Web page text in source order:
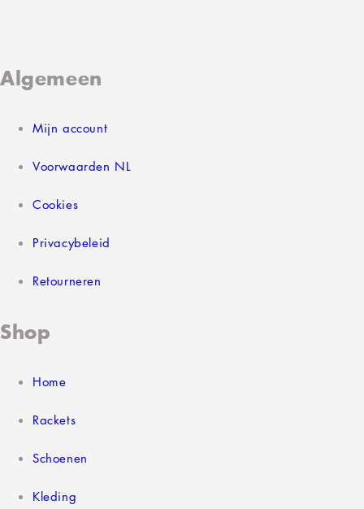
Algemeen
Mijn account
Voorwaarden NL
Cookies
Privacybeleid
Retourneren
Shop
Home
Rackets
Schoenen
Kleding